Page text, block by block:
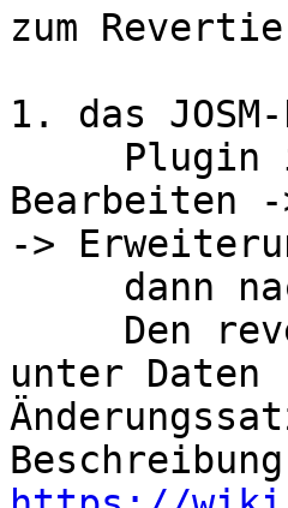
zum
1. das
Bearbeiten
->
unter Daten